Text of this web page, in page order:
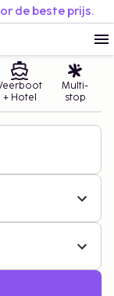
de beste prijs.
+ Hotel
Multi-
stop